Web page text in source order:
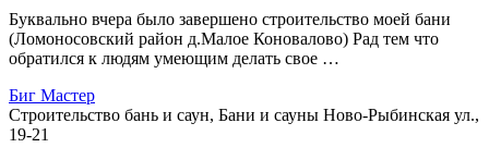
Буквально вчера было завершено строительство моей бани
(Ломоносовский район д.Малое Коновалово) Рад тем что
обратился к людям умеющим делать свое …
Биг Мастер
Строительство бань и саун, Бани и сауны Ново-Рыбинская ул.,
19-21